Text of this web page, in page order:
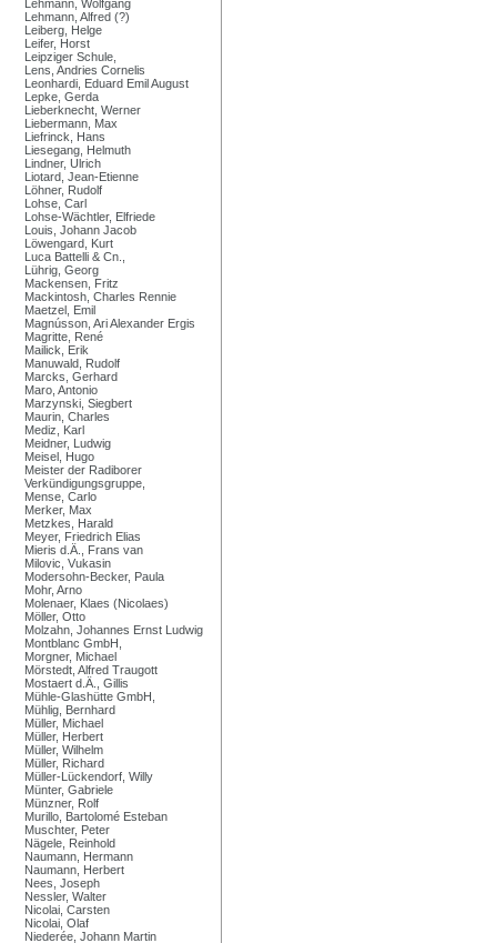
Lehmann, Wolfgang
Lehmann, Alfred (?)
Leiberg, Helge
Leifer, Horst
Leipziger Schule,
Lens, Andries Cornelis
Leonhardi, Eduard Emil August
Lepke, Gerda
Lieberknecht, Werner
Liebermann, Max
Liefrinck, Hans
Liesegang, Helmuth
Lindner, Ulrich
Liotard, Jean-Etienne
Löhner, Rudolf
Lohse, Carl
Lohse-Wächtler, Elfriede
Louis, Johann Jacob
Löwengard, Kurt
Luca Battelli & Cn.,
Lührig, Georg
Mackensen, Fritz
Mackintosh, Charles Rennie
Maetzel, Emil
Magnússon, Ari Alexander Ergis
Magritte, René
Mailick, Erik
Manuwald, Rudolf
Marcks, Gerhard
Maro, Antonio
Marzynski, Siegbert
Maurin, Charles
Mediz, Karl
Meidner, Ludwig
Meisel, Hugo
Meister der Radiborer
Verkündigungsgruppe,
Mense, Carlo
Merker, Max
Metzkes, Harald
Meyer, Friedrich Elias
Mieris d.Ä., Frans van
Milovic, Vukasin
Modersohn-Becker, Paula
Mohr, Arno
Molenaer, Klaes (Nicolaes)
Möller, Otto
Molzahn, Johannes Ernst Ludwig
Montblanc GmbH,
Morgner, Michael
Mörstedt, Alfred Traugott
Mostaert d.Ä., Gillis
Mühle-Glashütte GmbH,
Mühlig, Bernhard
Müller, Michael
Müller, Herbert
Müller, Wilhelm
Müller, Richard
Müller-Lückendorf, Willy
Münter, Gabriele
Münzner, Rolf
Murillo, Bartolomé Esteban
Muschter, Peter
Nägele, Reinhold
Naumann, Hermann
Naumann, Herbert
Nees, Joseph
Nessler, Walter
Nicolai, Carsten
Nicolai, Olaf
Niederée, Johann Martin